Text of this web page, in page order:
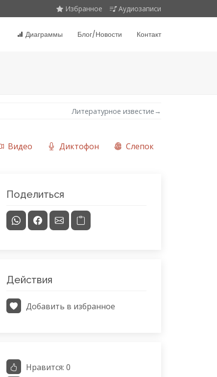
Избранное Аудиозаписи
Диаграммы Блог/Новости Контакт
Литературное известие →
Видео Диктофон Слепок
Поделиться
Действия
Добавить в избранное
Нравится: 0